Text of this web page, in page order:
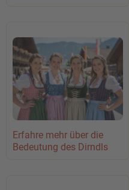
Erfahre mehr über die
Bedeutung des Dirndls